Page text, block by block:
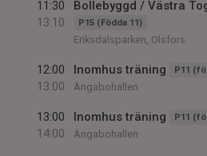
11:30
13:10
Bollebyggd / Västra
P15 (Födda 11)
Eriksdalsparken, Olsfors
12:00
13:00
Inomhus träning P11
Ängabohallen
13:00
14:00
Inomhus träning P11
Ängabohallen